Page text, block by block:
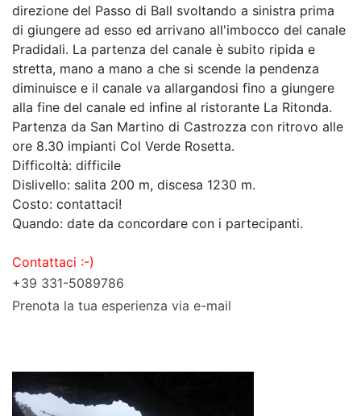
direzione del Passo di Ball svoltando a sinistra prima
di giungere ad esso ed arrivano all'imbocco del canale
Pradidali. La partenza del canale è subito ripida e
stretta, mano a mano a che si scende la pendenza
diminuisce e il canale va allargandosi fino a giungere
alla fine del canale ed infine al ristorante La Ritonda.
Partenza da San Martino di Castrozza con ritrovo alle
ore 8.30 impianti Col Verde Rosetta.
Difficoltà: difficile
Dislivello: salita 200 m, discesa 1230 m.
Costo: contattaci!
Quando: date da concordare con i partecipanti.
Contattaci :-)
+39 331-5089786
Prenota la tua esperienza via e-mail